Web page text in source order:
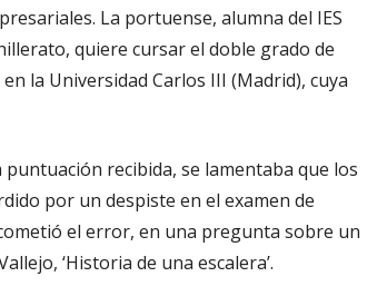
La portuense, alumna del IES
quiere cursar el doble grado de
la Universidad Carlos III (Madrid), cuya
recibida, se lamentaba que los
por un despiste en el examen de
el error, en una pregunta sobre un
‘Historia de una escalera’.